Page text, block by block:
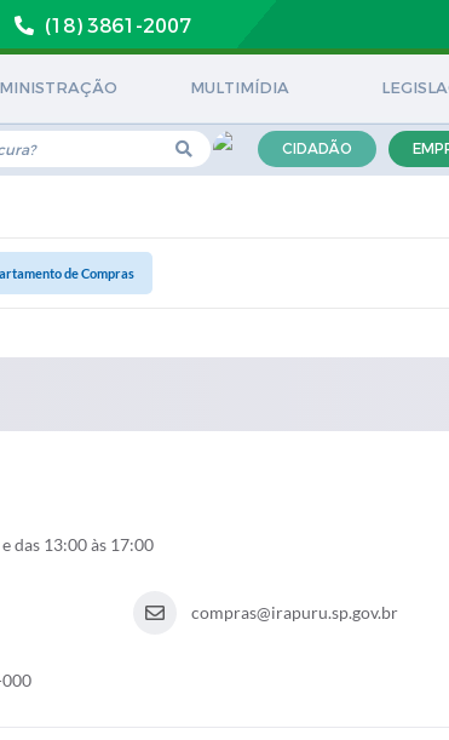
(18) 3861-2007
MULTIMÍDIA
CIDADÃO
de Compras
das 13:00 às 17:00
compras@irapuru.sp.gov.br
000